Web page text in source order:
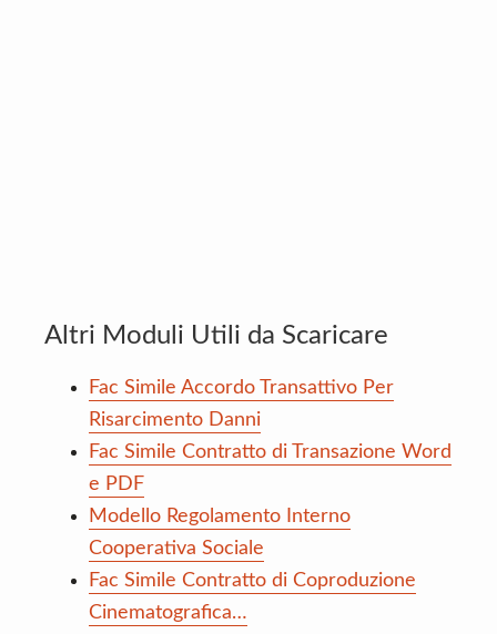
Altri Moduli Utili da Scaricare
Fac Simile Accordo Transattivo Per
Risarcimento Danni
Fac Simile Contratto di Transazione Word
e PDF
Modello Regolamento Interno
Cooperativa Sociale
Fac Simile Contratto di Coproduzione
Cinematografica…